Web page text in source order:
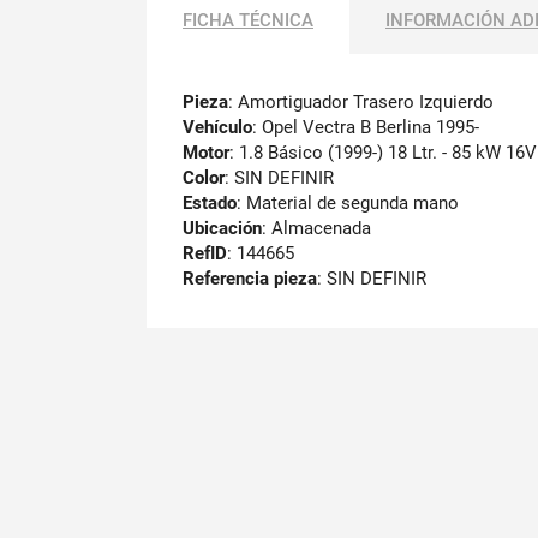
FICHA TÉCNICA INFORMACIÓN
Pieza: Amortiguador Trasero Izquierdo
Vehículo: Opel Vectra B Berlina 1995-
Motor: 1.8 Básico (1999-) 18 Ltr. - 85 kW 16V
Color: SIN DEFINIR
Estado: Material de segunda mano
Ubicación: Almacenada
RefID: 144665
Referencia pieza: SIN DEFINIR